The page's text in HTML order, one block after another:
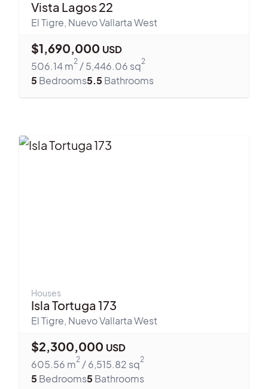
El Tigre Nuevo Vallarta West
$1,690,000 USD
506.14
2 / 5,446.06 2
5 Bedrooms 5.5 Bathrooms
Houses
Isla Tortuga 173
El Tigre Nuevo Vallarta West
$2,300,000 USD
605.56
2 / 6,515.82 2
5 Bedrooms 5 Bathrooms